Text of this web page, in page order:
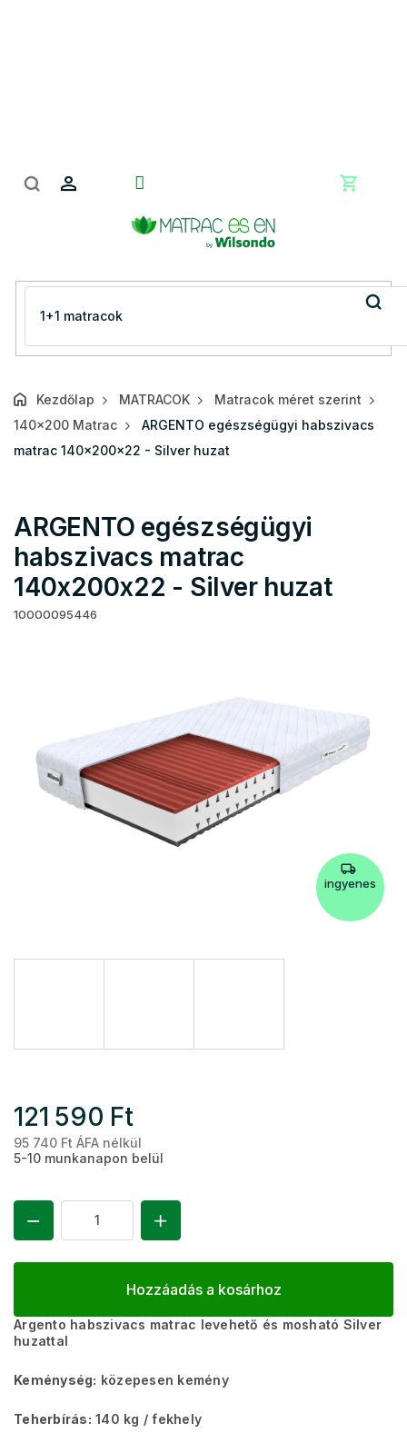
Kosár
Kezdőlap MATRACOK
Matracok méret szerint
140x200 Matrac
ARGENTO egészségügyi habszivacs
matrac 140x200x22 - Silver huzat
ARGENTO egészségügyi
habszivacs matrac
140x200x22 - Silver huzat
10000095446
ingyenes
121 590 Ft
95 740 Ft ÁFA nélkül
5-10 munkanapon belül
Hozzáadás a kosárhoz
Argento habszivacs matrac levehető és mosható Silver
huzattal
Keménység: közepesen kemény
Teherbírás: 140 kg ​​​​/ fekhely